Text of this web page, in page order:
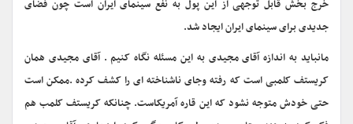
خرج بخش قابل توجهی از این پول به نفع سینمای ایران است چون فضای
جدیدی برای سینمای ایران ایجاد شد.
مانباید به اندازه آقای مجیدی به این مسئله نگاه کنیم . آقای مجیدی همان
کریستف کلمبی است که رفته وجای ناشناخته ای را کشف کرده .ممکن است
حتی خودش متوجه نشود که این قاره آمریکاست. چنانکه کریستف کلمب هم